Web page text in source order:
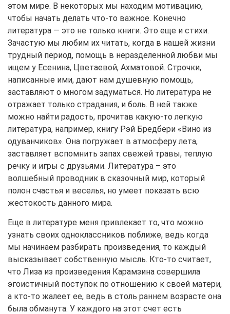
этом мире. В некоторых мы находим мотивацию,
чтобы начать делать что-то важное. Конечно
литература — это не только книги. Это еще и стихи.
Зачастую мы любим их читать, когда в нашей жизни
трудный период, помощь в неразделенной любви мы
ищем у Есенина, Цветаевой, Ахматовой. Строчки,
написанные ими, дают нам душевную помощь,
заставляют о многом задуматься. Но литература не
отражает только страдания, и боль. В ней также
можно найти радость, прочитав какую-то легкую
литература, например, книгу Рэй Бредбери «Вино из
одуванчиков». Она погружает в атмосферу лета,
заставляет вспомнить запах свежей травы, теплую
речку и игры с друзьями. Литература – это
волшебный проводник в сказочный мир, который
полон счастья и веселья, но умеет показать всю
жестокость данного мира.
Еще в литературе меня привлекает то, что можно
узнать своих одноклассников поближе, ведь когда
мы начинаем разбирать произведения, то каждый
высказывает собственную мысль. Кто-то считает,
что Лиза из произведения Карамзина совершила
эгоистичный поступок по отношению к своей матери,
а кто-то жалеет ее, ведь в столь раннем возрасте она
была обманута. У каждого на этот счет есть